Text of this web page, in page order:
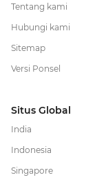
Tentang kami
Hubungi kami
Sitemap
Versi Ponsel
Situs Global
India
Indonesia
Singapore